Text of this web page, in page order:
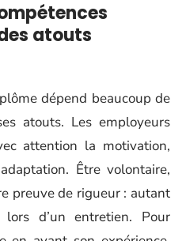
atouts
dépend beaucoup de
atouts. Les employeurs
attention la motivation,
Être volontaire,
preuve de rigueur : autant
d’un entretien. Pour